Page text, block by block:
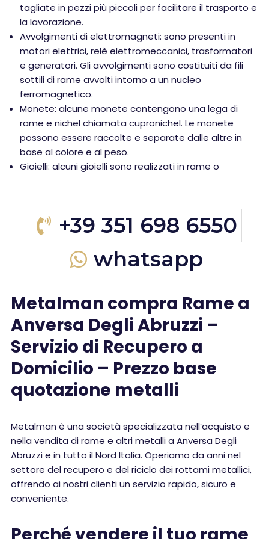
tagliate in pezzi più piccoli per facilitare il trasporto e
la lavorazione.
Avvolgimenti di elettromagneti: sono presenti in
motori elettrici, relè elettromeccanici, trasformatori
e generatori. Gli avvolgimenti sono costituiti da fili
sottili di rame avvolti intorno a un nucleo
ferromagnetico.
Monete: alcune monete contengono una lega di
rame e nichel chiamata cupronichel. Le monete
possono essere raccolte e separate dalle altre in
base al colore e al peso.
Gioielli: alcuni gioielli sono realizzati in rame o
+39 351 698 6550
whatsapp
Metalman compra Rame a
Anversa Degli Abruzzi –
Servizio di Recupero a
Domicilio – Prezzo base
quotazione metalli
Metalman è una società specializzata nell’acquisto e
nella vendita di rame e altri metalli a Anversa Degli
Abruzzi e in tutto il Nord Italia. Operiamo da anni nel
settore del recupero e del riciclo dei rottami metallici,
offrendo ai nostri clienti un servizio rapido, sicuro e
conveniente.